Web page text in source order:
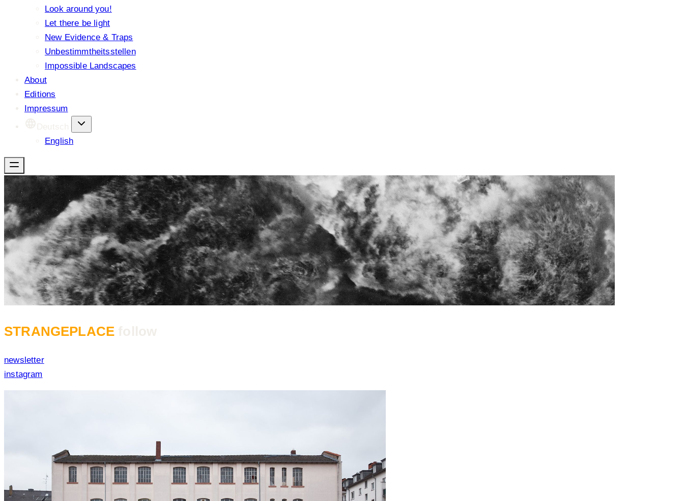
Look around you!
Let there be light
New Evidence & Traps
Unbestimmtheitsstellen
Impossible Landscapes
About
Editions
Impressum
English
STRANGEPLACE
newsletter
instagram